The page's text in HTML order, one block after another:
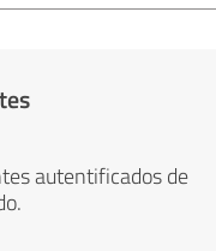
autentificados de